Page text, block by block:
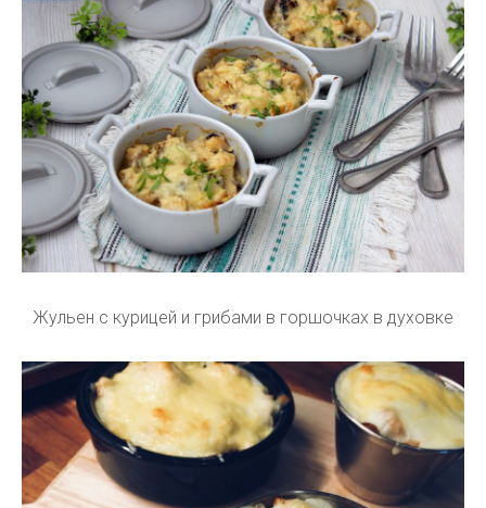
Жульен с курицей и грибами в горшочках в духовке